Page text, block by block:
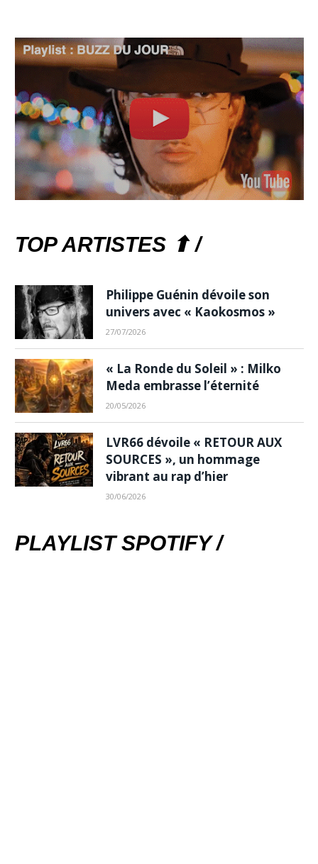
TOP ARTISTES ⬆ /
Philippe Guénin dévoile son
univers avec « Kaokosmos »
27/07/2026
« La Ronde du Soleil » : Milko
Meda embrasse l’éternité
20/05/2026
LVR66 dévoile « RETOUR AUX
SOURCES », un hommage
vibrant au rap d’hier
30/06/2026
PLAYLIST SPOTIFY /